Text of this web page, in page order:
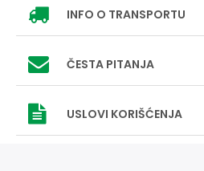
INFO O TRANSPORTU
ČESTA PITANJA
USLOVI KORIŠĆENJA